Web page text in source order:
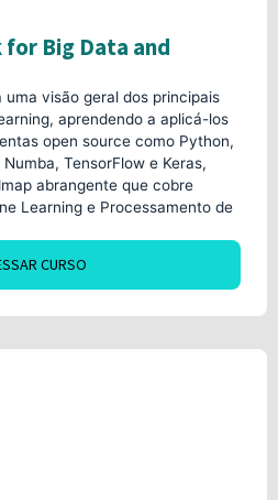
Big Data and
visão geral dos principais
aprendendo a aplicá-los
open source como Python,
TensorFlow e Keras,
abrangente que cobre
Learning e Processamento de
CURSO